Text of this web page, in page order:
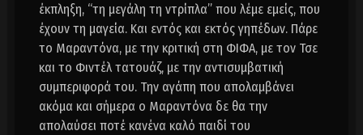
έκπληξη, “τη μεγάλη τη ντρίπλα” που λέμε εμείς, που
έχουν τη μαγεία. Και εντός και εκτός γηπέδων. Πάρε
το Μαραντόνα, με την κριτική στη ΦΙΦΑ, με τον Τσε
και το Φιντέλ τατουάζ, με την αντισυμβατική
συμπεριφορά του. Την αγάπη που απολαμβάνει
ακόμα και σήμερα ο Μαραντόνα δε θα την
απολαύσει ποτέ κανένα καλό παιδί του